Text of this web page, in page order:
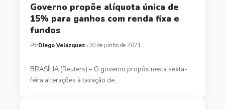
Governo propõe alíquota única de
15% para ganhos com renda fixa e
fundos
PorDiego Velázquez 30 de junho de 2021
BRASÍLIA (Reuters) – O governo propôs nesta sexta-
feira alterações à taxação de…